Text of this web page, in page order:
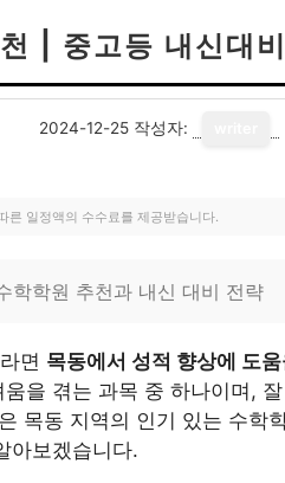
| 중고등 내신대
2024-12-25 작성자:
른 일정액의 수수료를 제공받습니다.
학학원 추천과 내신 대비 전략
면 목동에서 성적 향상에 도
을 겪는 과목 중 하나이며,
목동 지역의 인기 있는 수학
아보겠습니다.